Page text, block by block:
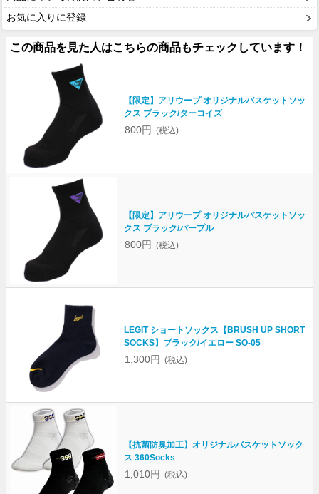
お気に入りに登録
この商品を見た人はこちらの商品もチェックしています！
【限定】アリウープ オリジナルバスケットソッ
クス ブラック/ターコイズ
800円 (税込)
【限定】アリウープ オリジナルバスケットソッ
クス ブラック/パープル
800円 (税込)
LEGIT ショートソックス【BRUSH UP SHORT
SOCKS】ブラック/イエロー SO-05
1,300円 (税込)
【抗菌防臭加工】オリジナルバスケットソック
ス 360Socks
1,010円 (税込)